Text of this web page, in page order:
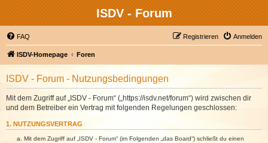
ISDV - Forum
FAQ Anmelden
Registrieren
ISDV-Homepage Foren
ISDV - Forum - Nutzungsbedingungen
Mit dem Zugriff auf „ISDV - Forum“ („https://isdv.net/forum“) wird zwischen dir
und dem Betreiber ein Vertrag mit folgenden Regelungen geschlossen:
1. NUTZUNGSVERTRAG
Mit dem Zugriff auf „ISDV - Forum“ (im Folgenden „das Board“) schließt du einen